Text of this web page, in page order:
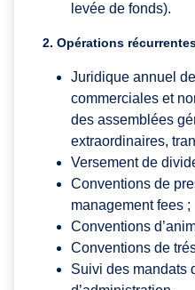
levée de fonds).
2. Opérations
Juridique annuel
commerciales et
des assemblées
extraordinaires,
Versement de
Conventions de
management fees ;
Conventions
Conventions de
Suivi des mandats